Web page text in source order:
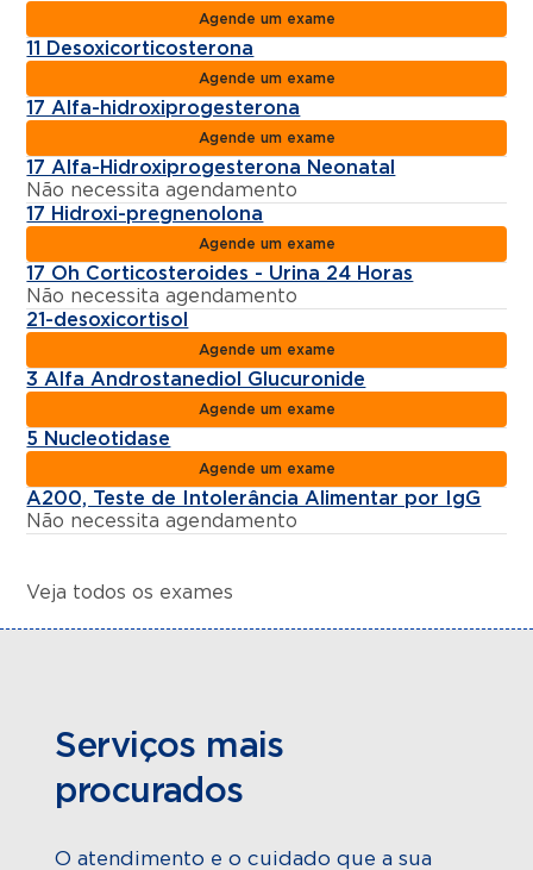
Agende um exame
11 Desoxicorticosterona
Agende um exame
17 Alfa-hidroxiprogesterona
Agende um exame
17 Alfa-Hidroxiprogesterona Neonatal
Não necessita agendamento
17 Hidroxi-pregnenolona
Agende um exame
17 Oh Corticosteroides - Urina 24 Horas
Não necessita agendamento
21-desoxicortisol
Agende um exame
3 Alfa Androstanediol Glucuronide
Agende um exame
5 Nucleotidase
Agende um exame
A200, Teste de Intolerância Alimentar por IgG
Não necessita agendamento
Veja todos os exames
Serviços mais
procurados
O atendimento e o cuidado que a sua